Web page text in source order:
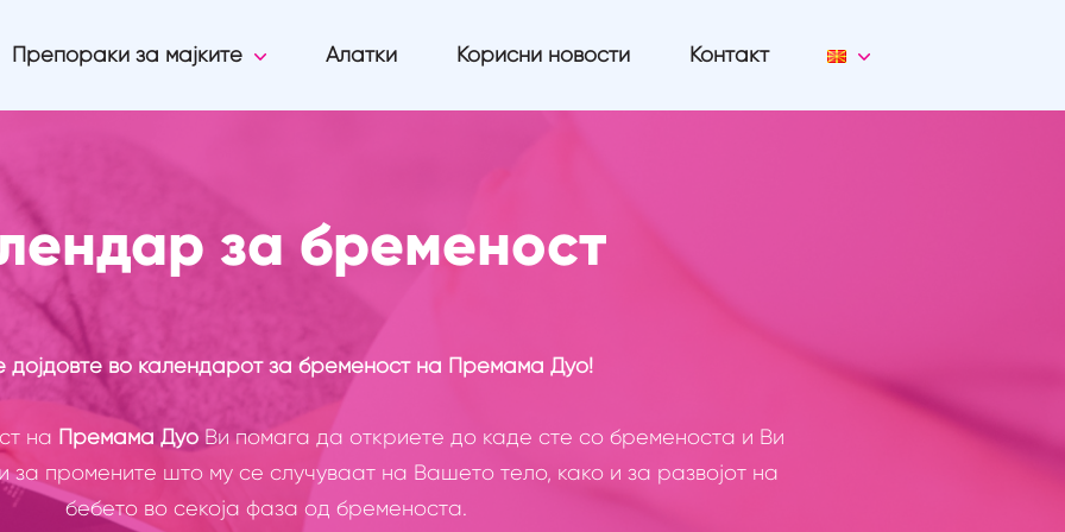
Препораки за мајките Алатки Корисни новости Контакт
за бременост
дојдовте во календарот за бременост на Премама Дуо!
на Премама Дуо Ви помага да откриете до каде сте со бременоста и Ви
промените што му се случуваат на Вашето тело, како и за развојот на
бебето во секоја фаза од бременоста.